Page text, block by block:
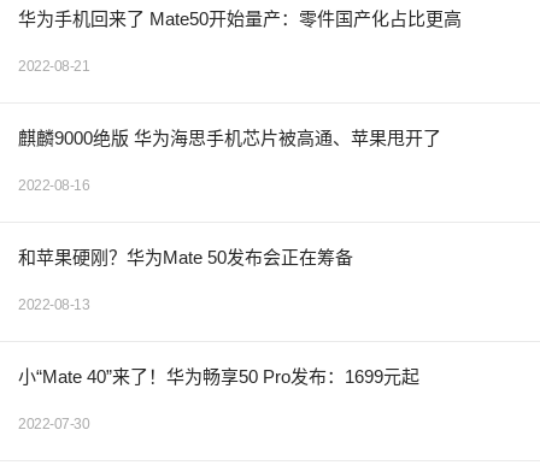
华为手机回来了 Mate50开始量产：零件国产化占比更高
2022-08-21
麒麟9000绝版 华为海思手机芯片被高通、苹果甩开了
2022-08-16
和苹果硬刚？华为Mate 50发布会正在筹备
2022-08-13
小“Mate 40”来了！华为畅享50 Pro发布：1699元起
2022-07-30